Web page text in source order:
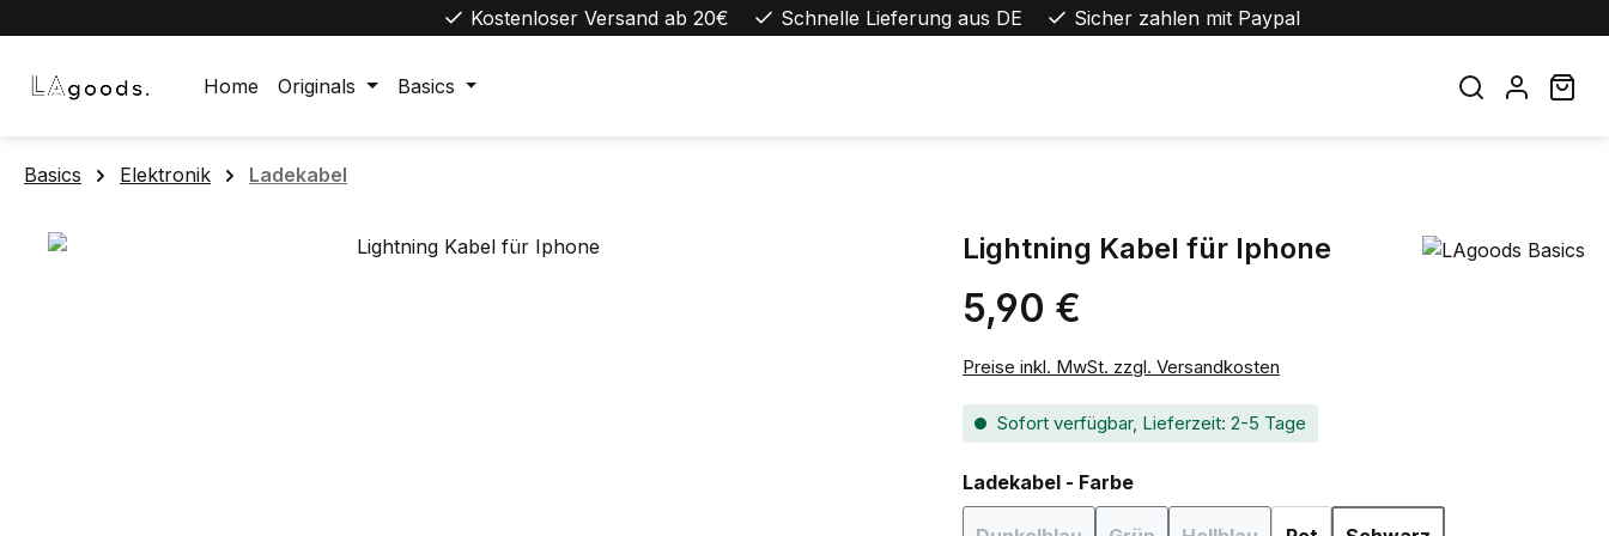
Kostenloser Versand ab 20€ Schnelle Lieferung aus DE Sicher zahlen mit Paypal
Home Originals Basics
Basics Elektronik Ladekabel
Bildergalerie überspringen Lightning Kabel für Iphone
Regulärer Preis:
5,90 €
Preise inkl. MwSt. zzgl. Versandkosten
Sofort verfügbar, Lieferzeit: 2-5 Tage
Ladekabel - Farbeauswählen